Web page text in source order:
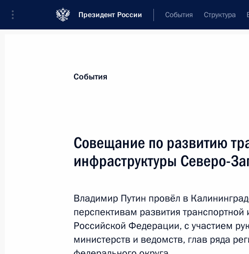
Президент России События Структура
«Российские железные дороги»
Показать
События
Совещание по развитию
инфраструктуры Северо-
Владимир Путин провёл в
перспективам развития
Российской Федерации, с участием
министерств и ведомств, глав ряда